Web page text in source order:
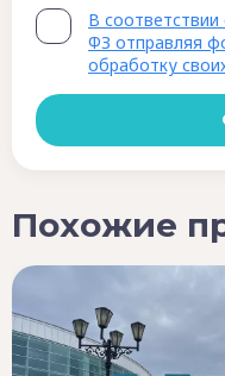
В
ФЗ отправляя
обработку
Похожие